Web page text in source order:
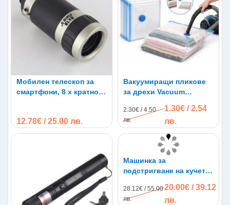
Мобилен телескоп за
смартфони, 8 x кратно
12.78€ / 25.00 лв.
Вакуумиращи пликове
за дрехи Vacuum
2.30€ / 4.50
лв.
1.30€ / 2.54
лв.
Машинка за
подстригване на кучета
глава
28.12€ / 55.00
лв.
20.00€ / 39.12
лв.